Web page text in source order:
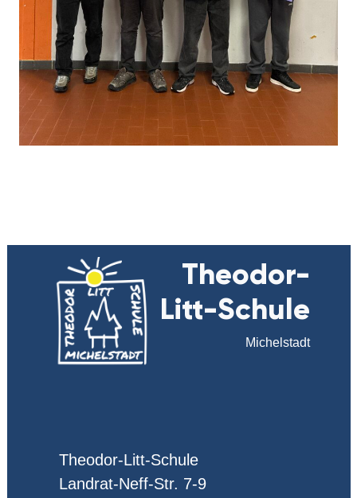
Theodor-
Litt-Schule
Michelstadt
Theodor-Litt-Schule
Landrat-Neff-Str. 7-9